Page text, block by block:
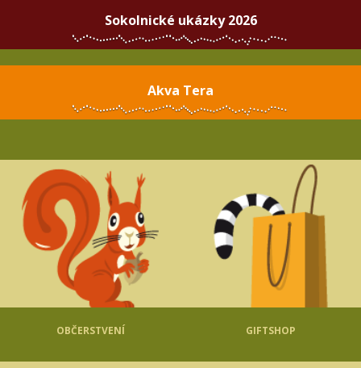
Sokolnické ukázky 2026
Akva Tera
OBČERSTVENÍ GIFTSHOP